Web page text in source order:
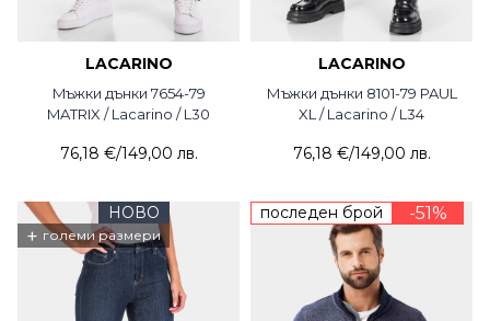
LACARINO
Mъжки дънки 7654-79
MATRIX / Lacarino / L30
76,18 €/149,00 лв.
LACARINO
Мъжки дънки 8101-79 PAUL
XL / Lacarino / L34
76,18 €/149,00 лв.
НОВО
+ големи размери
последен брой -51%